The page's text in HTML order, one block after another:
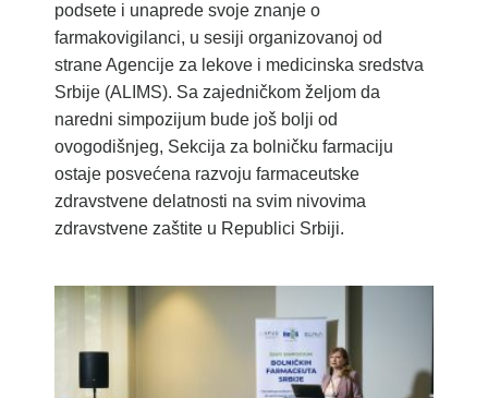
podsete i unaprede svoje znanje o
farmakovigilanci, u sesiji organizovanoj od
strane Agencije za lekove i medicinska sredstva
Srbije (ALIMS). Sa zajedničkom željom da
naredni simpozijum bude još bolji od
ovogodišnjeg, Sekcija za bolničku farmaciju
ostaje posvećena razvoju farmaceutske
zdravstvene delatnosti na svim nivovima
zdravstvene zaštite u Republici Srbiji.